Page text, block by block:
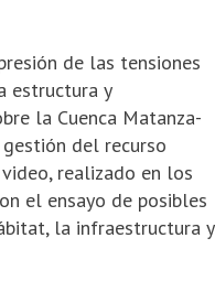
de las tensiones
estructura y
la Cuenca Matanza-
del recurso
realizado en los
el ensayo de posibles
la infraestructura y